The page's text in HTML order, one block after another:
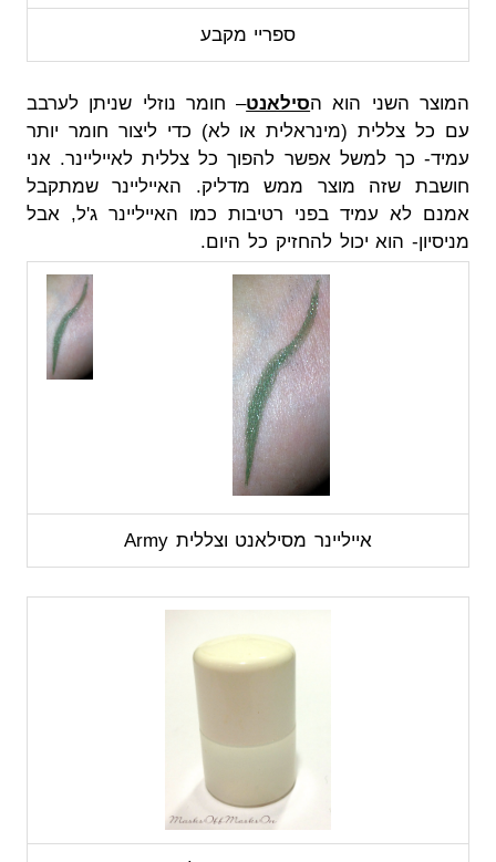
ספריי מקבע
המוצר השני הוא ה סילאנט– חומר נוזלי שניתן לערבב
עם כל צללית (מינראלית או לא) כדי ליצור חומר יותר
עמיד- כך למשל אפשר להפוך כל צללית לאייליינר. אני
חושבת שזה מוצר ממש מדליק. האייליינר שמתקבל
אמנם לא עמיד בפני רטיבות כמו האייליינר ג'ל, אבל
מניסיון- הוא יכול להחזיק כל היום.
אייליינר מסילאנט וצללית Army